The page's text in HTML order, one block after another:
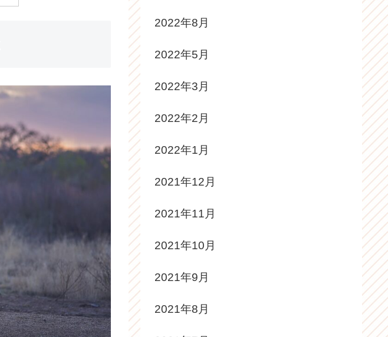
2022年8月
2022年5月
2022年3月
2022年2月
2022年1月
2021年12月
2021年11月
2021年10月
2021年9月
2021年8月